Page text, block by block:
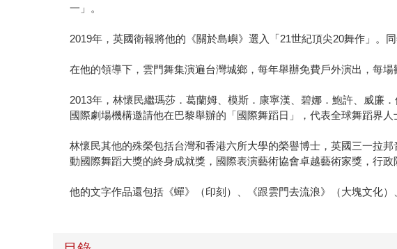
一」。
2019年，英國衛報將他的《關於島嶼》選入「21世紀頂尖20舞作」。
在他的領導下，雲門舞集演遍台灣城鄉，每年舉辦免費戶外演出，每
2013年，林懷民繼瑪莎．葛蘭姆、模斯．康寧漢、碧娜．鮑許、威廉
國際劇場機構邀請他在巴黎舉辦的「國際舞蹈日」，代表全球舞蹈界人
林懷民其他的殊榮包括台灣和香港六所大學的榮譽博士，英國三一拉
動國際舞蹈大獎的終身成就獎，國際表演藝術協會卓越藝術家獎，行
他的文字作品還包括《蟬》（印刻）、《跟雲門去流浪》（大塊文化）